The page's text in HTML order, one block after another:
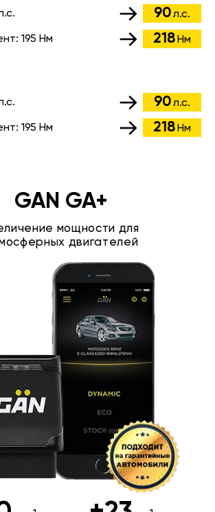
90л.с.
195 Нм 218 Нм
90л.с.
195 Нм 218 Нм
GAN GA+
мощности для
двигателей